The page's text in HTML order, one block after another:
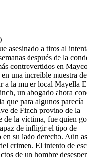
asesinado a tiros al
después de la
controvertidos en
una increíble muestra de
a la mujer local Mayella
un abogado ahora
que para algunos parecía
de Finch provino de la
de la víctima, fue quien
de infligir el tipo de
su lado derecho. Aún
crimen. El intento de
de un hombre